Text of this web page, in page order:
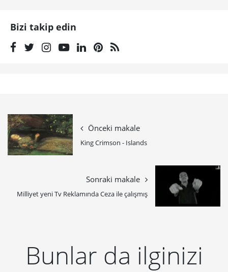
Bizi takip edin
Önceki makale
King Crimson - Islands
Sonraki makale
Milliyet yeni Tv Reklamında Ceza ile çalışmış
Bunlar da ilginizi